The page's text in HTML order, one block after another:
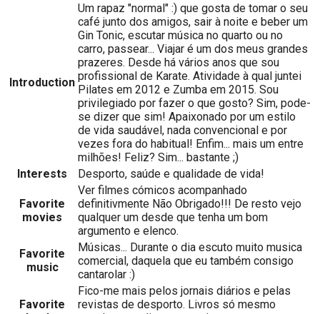
Introduction
Um rapaz "normal" :) que gosta de tomar o seu
café junto dos amigos, sair à noite e beber um
Gin Tonic, escutar música no quarto ou no
carro, passear... Viajar é um dos meus grandes
prazeres. Desde há vários anos que sou
profissional de Karate. Atividade à qual juntei
Pilates em 2012 e Zumba em 2015. Sou
privilegiado por fazer o que gosto? Sim, pode-
se dizer que sim! Apaixonado por um estilo
de vida saudável, nada convencional e por
vezes fora do habitual! Enfim... mais um entre
milhões! Feliz? Sim... bastante ;)
Interests
Desporto, saúde e qualidade de vida!
Favorite
movies
Ver filmes cómicos acompanhado
definitivmente Não Obrigado!!! De resto vejo
qualquer um desde que tenha um bom
argumento e elenco.
Favorite
music
Músicas... Durante o dia escuto muito musica
comercial, daquela que eu também consigo
cantarolar :)
Favorite
Fico-me mais pelos jornais diários e pelas
revistas de desporto. Livros só mesmo